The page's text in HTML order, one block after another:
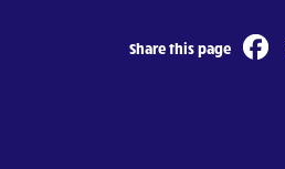
Share this page